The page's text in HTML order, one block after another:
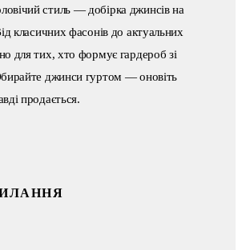
стиль — добірка джинсів на
класичних фасонів до актуальних
для тих, хто формує гардероб зі
джинси гуртом — оновіть
продається.